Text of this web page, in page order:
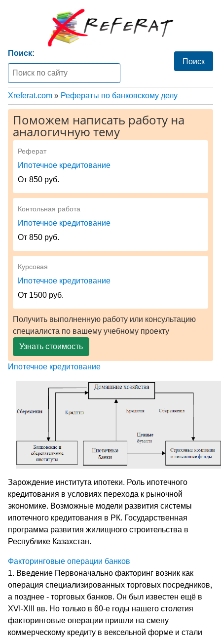
Поиск:
Xreferat.com » Рефераты по банковскому делу
Поможем написать работу на
аналогичную тему
Реферат
Ипотечное кредитование
От 850 руб.
Контольная работа
Ипотечное кредитование
От 850 руб.
Курсовая
Ипотечное кредитование
От 1500 руб.
Получить выполненную работу или консультацию
специалиста по вашему учебному проекту
Узнать стоимость
Ипотечное кредитование
Зарождение института ипотеки. Роль ипотечного
кредитования в условиях перехода к рыночной
экономике. Возможные модели развития системы
ипотечного кредитования в РК. Государственная
программа развития жилищного строительства в
Республике Казахстан.
Факторинговые операции банков
1. Введение Первоначально факторинг возник как
операция специализированных торговых посредников,
а позднее - торговых банков. Он был известен ещё в
XVI-XIII вв. Но только в 60-е годы нашего столетия
факторинговые операции пришли на смену
коммерческому кредиту в вексельной форме и стали